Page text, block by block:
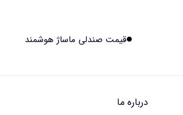
فرستاده می‌شود
قیمت صندلی ماساژ هوشمند
درباره ما